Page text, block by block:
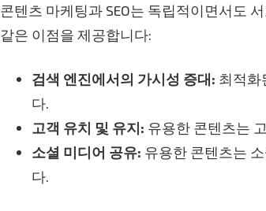
콘텐츠 마케팅과 SEO는 독립적이면서도
같은 이점을 제공합니다:
검색 엔진에서의 가시성 증대: 최적화
다.
고객 유치 및 유지: 유용한 콘텐츠는
소셜 미디어 공유: 유용한 콘텐츠는
다.